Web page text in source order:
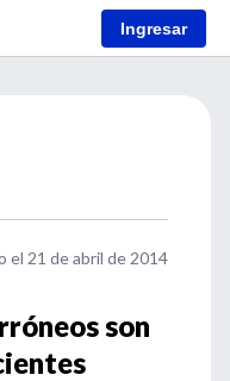
Ingresar
el 21 de abril de 2014
son